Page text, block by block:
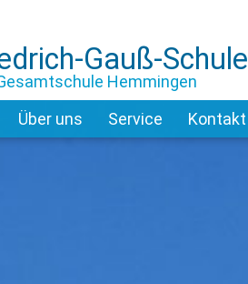
Gauß-Schule
Hemmingen
Über uns Service Kontakt